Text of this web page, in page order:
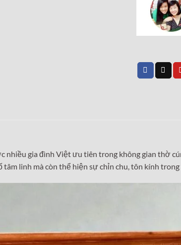
nhiều gia đình Việt ưu tiên trong không gian thờ
linh mà còn thể hiện sự chỉn chu, tôn kính